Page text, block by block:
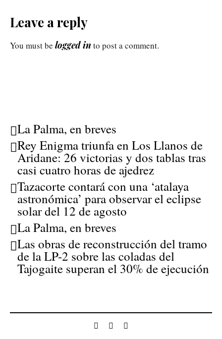
Leave a reply
You must be logged in to post a comment.
La Palma, en breves
Rey Enigma triunfa en Los Llanos de
Aridane: 26 victorias y dos tablas tras
casi cuatro horas de ajedrez
Tazacorte contará con una ‘atalaya
astronómica’ para observar el eclipse
solar del 12 de agosto
La Palma, en breves
Las obras de reconstrucción del tramo
de la LP-2 sobre las coladas del
Tajogaite superan el 30% de ejecución